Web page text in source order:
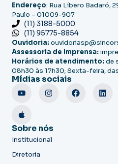
Endereço: Rua Líbero Badaró,
Paulo – 01009-907
(11) 3188-5000
(11) 95775-8854
Ouvidoria:
Assessoria de Imprensa:
Horários de atendimento: de
08h30 às 17h30; Sexta-feira,
Mídias sociais
Sobre nós
Institucional
Diretoria